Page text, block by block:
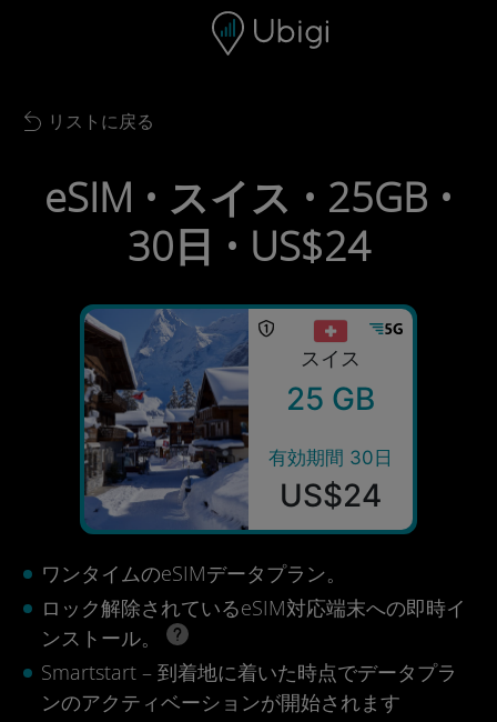
ナビゲーションバー フッター
Back to list
リストに戻る
eSIM • スイス • 25GB •
30日 • US$24
スイス
25 GB
有効期間 30日
US$24
ワンタイムのeSIMデータプラン。
ロック解除されているeSIM対応端末への即時イ
ンストール。
Smartstart – 到着地に着いた時点でデータプラ
ンのアクティベーションが開始されます